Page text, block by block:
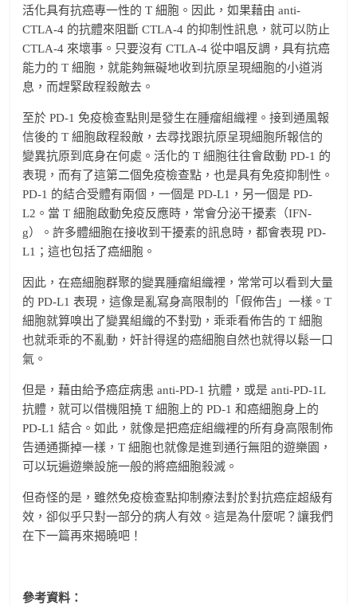
活化具有抗癌專一性的 T 細胞。因此，如果藉由 anti-
CTLA-4 的抗體來阻斷 CTLA-4 的抑制性訊息，就可以防止
CTLA-4 來壞事。只要沒有 CTLA-4 從中唱反調，具有抗癌
能力的 T 細胞，就能夠無礙地收到抗原呈現細胞的小道消
息，而趕緊啟程殺敵去。
至於 PD-1 免疫檢查點則是發生在腫瘤組織裡。接到通風報
信後的 T 細胞啟程殺敵，去尋找跟抗原呈現細胞所報信的
變異抗原到底身在何處。活化的 T 細胞往往會啟動 PD-1 的
表現，而有了這第二個免疫檢查點，也是具有免疫抑制性。
PD-1 的結合受體有兩個，一個是 PD-L1，另一個是 PD-
L2。當 T 細胞啟動免疫反應時，常會分泌干擾素（IFN-
g）。許多體細胞在接收到干擾素的訊息時，都會表現 PD-
L1；這也包括了癌細胞。
因此，在癌細胞群聚的變異腫瘤組織裡，常常可以看到大量
的 PD-L1 表現，這像是亂寫身高限制的「假佈告」一樣。T
細胞就算嗅出了變異組織的不對勁，乖乖看佈告的 T 細胞
也就乖乖的不亂動，奸計得逞的癌細胞自然也就得以鬆一口
氣。
但是，藉由給予癌症病患 anti-PD-1 抗體，或是 anti-PD-1L
抗體，就可以借機阻撓 T 細胞上的 PD-1 和癌細胞身上的
PD-L1 結合。如此，就像是把癌症組織裡的所有身高限制佈
告通通撕掉一樣，T 細胞也就像是進到通行無阻的遊樂園，
可以玩遍遊樂設施一般的將癌細胞殺滅。
但奇怪的是，雖然免疫檢查點抑制療法對於對抗癌症超級有
效，卻似乎只對一部分的病人有效。這是為什麼呢？讓我們
在下一篇再來揭曉吧！
參考資料：